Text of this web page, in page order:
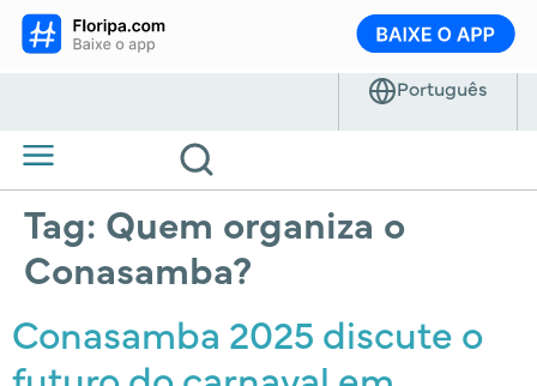
Tag: Quem organiza o
Conasamba?
Conasamba 2025 discute o